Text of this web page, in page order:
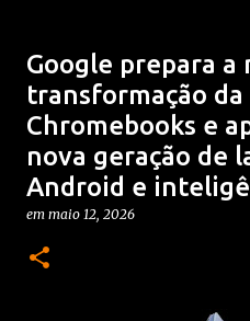
Google prepara a
transformação
Chromebooks e
nova geração de
Android e
em maio 12, 2026